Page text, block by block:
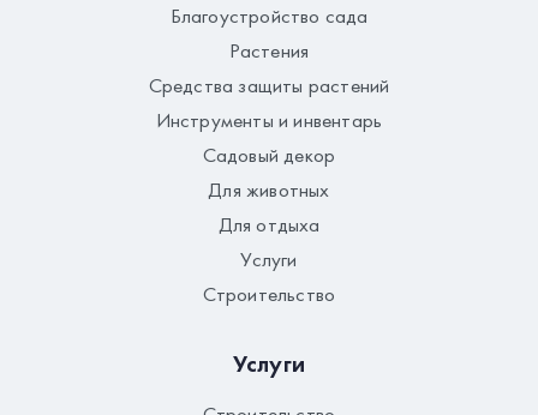
Благоустройство сада
Растения
Средства защиты растений
Инструменты и инвентарь
Садовый декор
Для животных
Для отдыха
Услуги
Строительство
Услуги